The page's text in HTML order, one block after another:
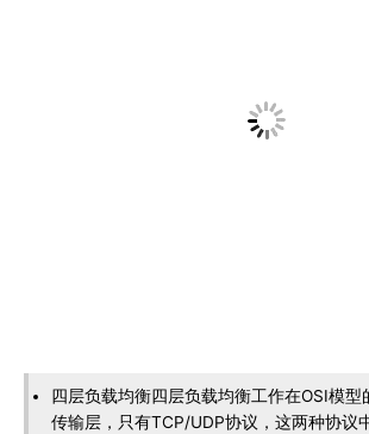
四层负载均衡四层负载均衡工作在OSI模型
传输层，只有TCP/UDP协议，这两种协议